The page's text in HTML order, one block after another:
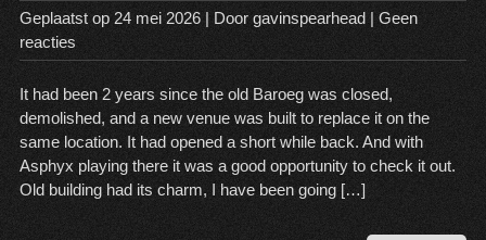
Geplaatst op 24 mei 2026| Door gavinspearhead | Geen
reacties
It had been 2 years since the old Baroeg was closed,
demolished, and a new venue was built to replace it on the
same location. It had opened a short while back. And with
Asphyx playing there it was a good opportunity to check it out.
Old building had its charm, I have been going […]